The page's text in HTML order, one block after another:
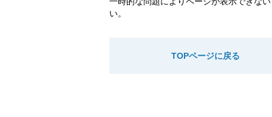
い。
TOPページに戻る